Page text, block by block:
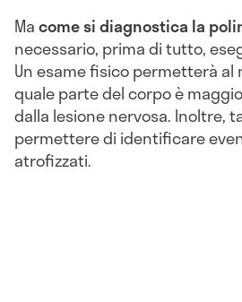
Macome si diagnostica la
necessario, prima di tutto,
Un esame fisico permetterà
quale parte del corpo è
dalla lesione nervosa. Inoltre,
permettere di identificare
atrofizzati.